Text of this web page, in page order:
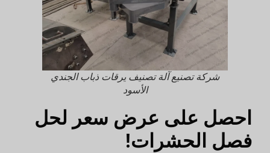
شركة تصنيع آلة تصنيف يرقات ذباب الجندي
الأسود
احصل على عرض سعر لحل
فصل الحشرات!